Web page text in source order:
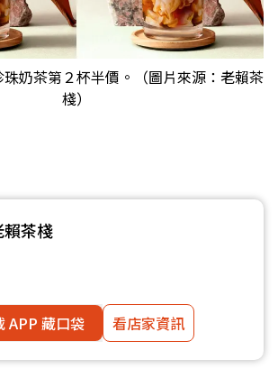
奶茶第２杯半價。（圖片來源：老賴茶
棧）
賴茶棧
APP 藏口袋 看店家資訊